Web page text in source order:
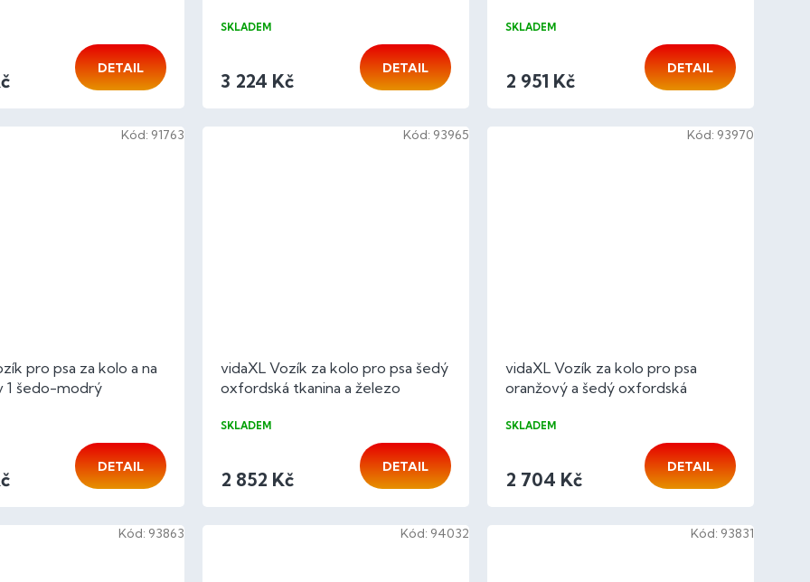
DETAIL
SKLADEM
3 224 Kč
DETAIL
SKLADEM
2 951 Kč
DETAIL
pro psa za kolo a na
1 šedo-modrý
DETAIL
Kód: 91763
vidaXL Vozík za kolo pro psa šedý
oxfordská tkanina a železo
SKLADEM
2 852 Kč
DETAIL
Kód: 93965
vidaXL Vozík za kolo pro psa
oranžový a šedý oxfordská
SKLADEM
2 704 Kč
DETAIL
Kód: 93970
Kód: 93863 Kód: 94032 Kód: 93831